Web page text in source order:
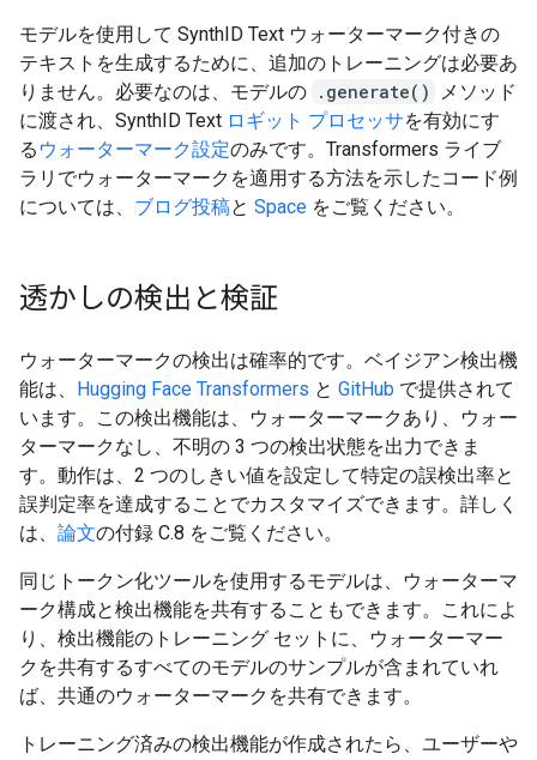
モデルを使用して SynthID Text ウォーターマーク付きの
テキストを生成するために、追加のトレーニングは必要あ
りません。必要なのは、モデルの .generate()
メソッド
に渡され、SynthID Text ロギット プロセッサを有効にす
る ウォーターマーク設定のみです。Transformers ライブ
ラリでウォーターマークを適用する方法を示したコード例
については、 ブログ投稿と Space をご覧ください。
透かしの検出と検証
ウォーターマークの検出は確率的です。ベイジアン検出機
能は、 Hugging Face Transformers と GitHub で提供されて
います。この検出機能は、ウォーターマークあり、ウォー
ターマークなし、不明の 3 つの検出状態を出力できま
す。動作は、2 つのしきい値を設定して特定の誤検出率と
誤判定率を達成することでカスタマイズできます。詳しく
は、 論文の付録 C.8 をご覧ください。
同じトークン化ツールを使用するモデルは、ウォーターマ
ーク構成と検出機能を共有することもできます。これによ
り、検出機能のトレーニング セットに、ウォーターマー
クを共有するすべてのモデルのサンプルが含まれていれ
ば、共通のウォーターマークを共有できます。
トレーニング済みの検出機能が作成されたら、ユーザーや